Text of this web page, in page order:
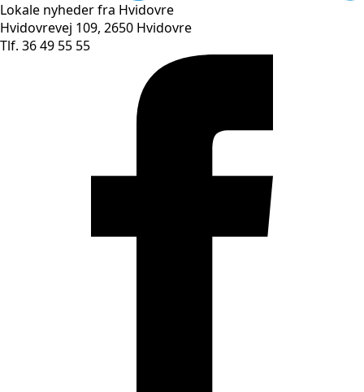
Lokale nyheder fra Hvidovre
Hvidovrevej 109, 2650 Hvidovre
Tlf. 36 49 55 55